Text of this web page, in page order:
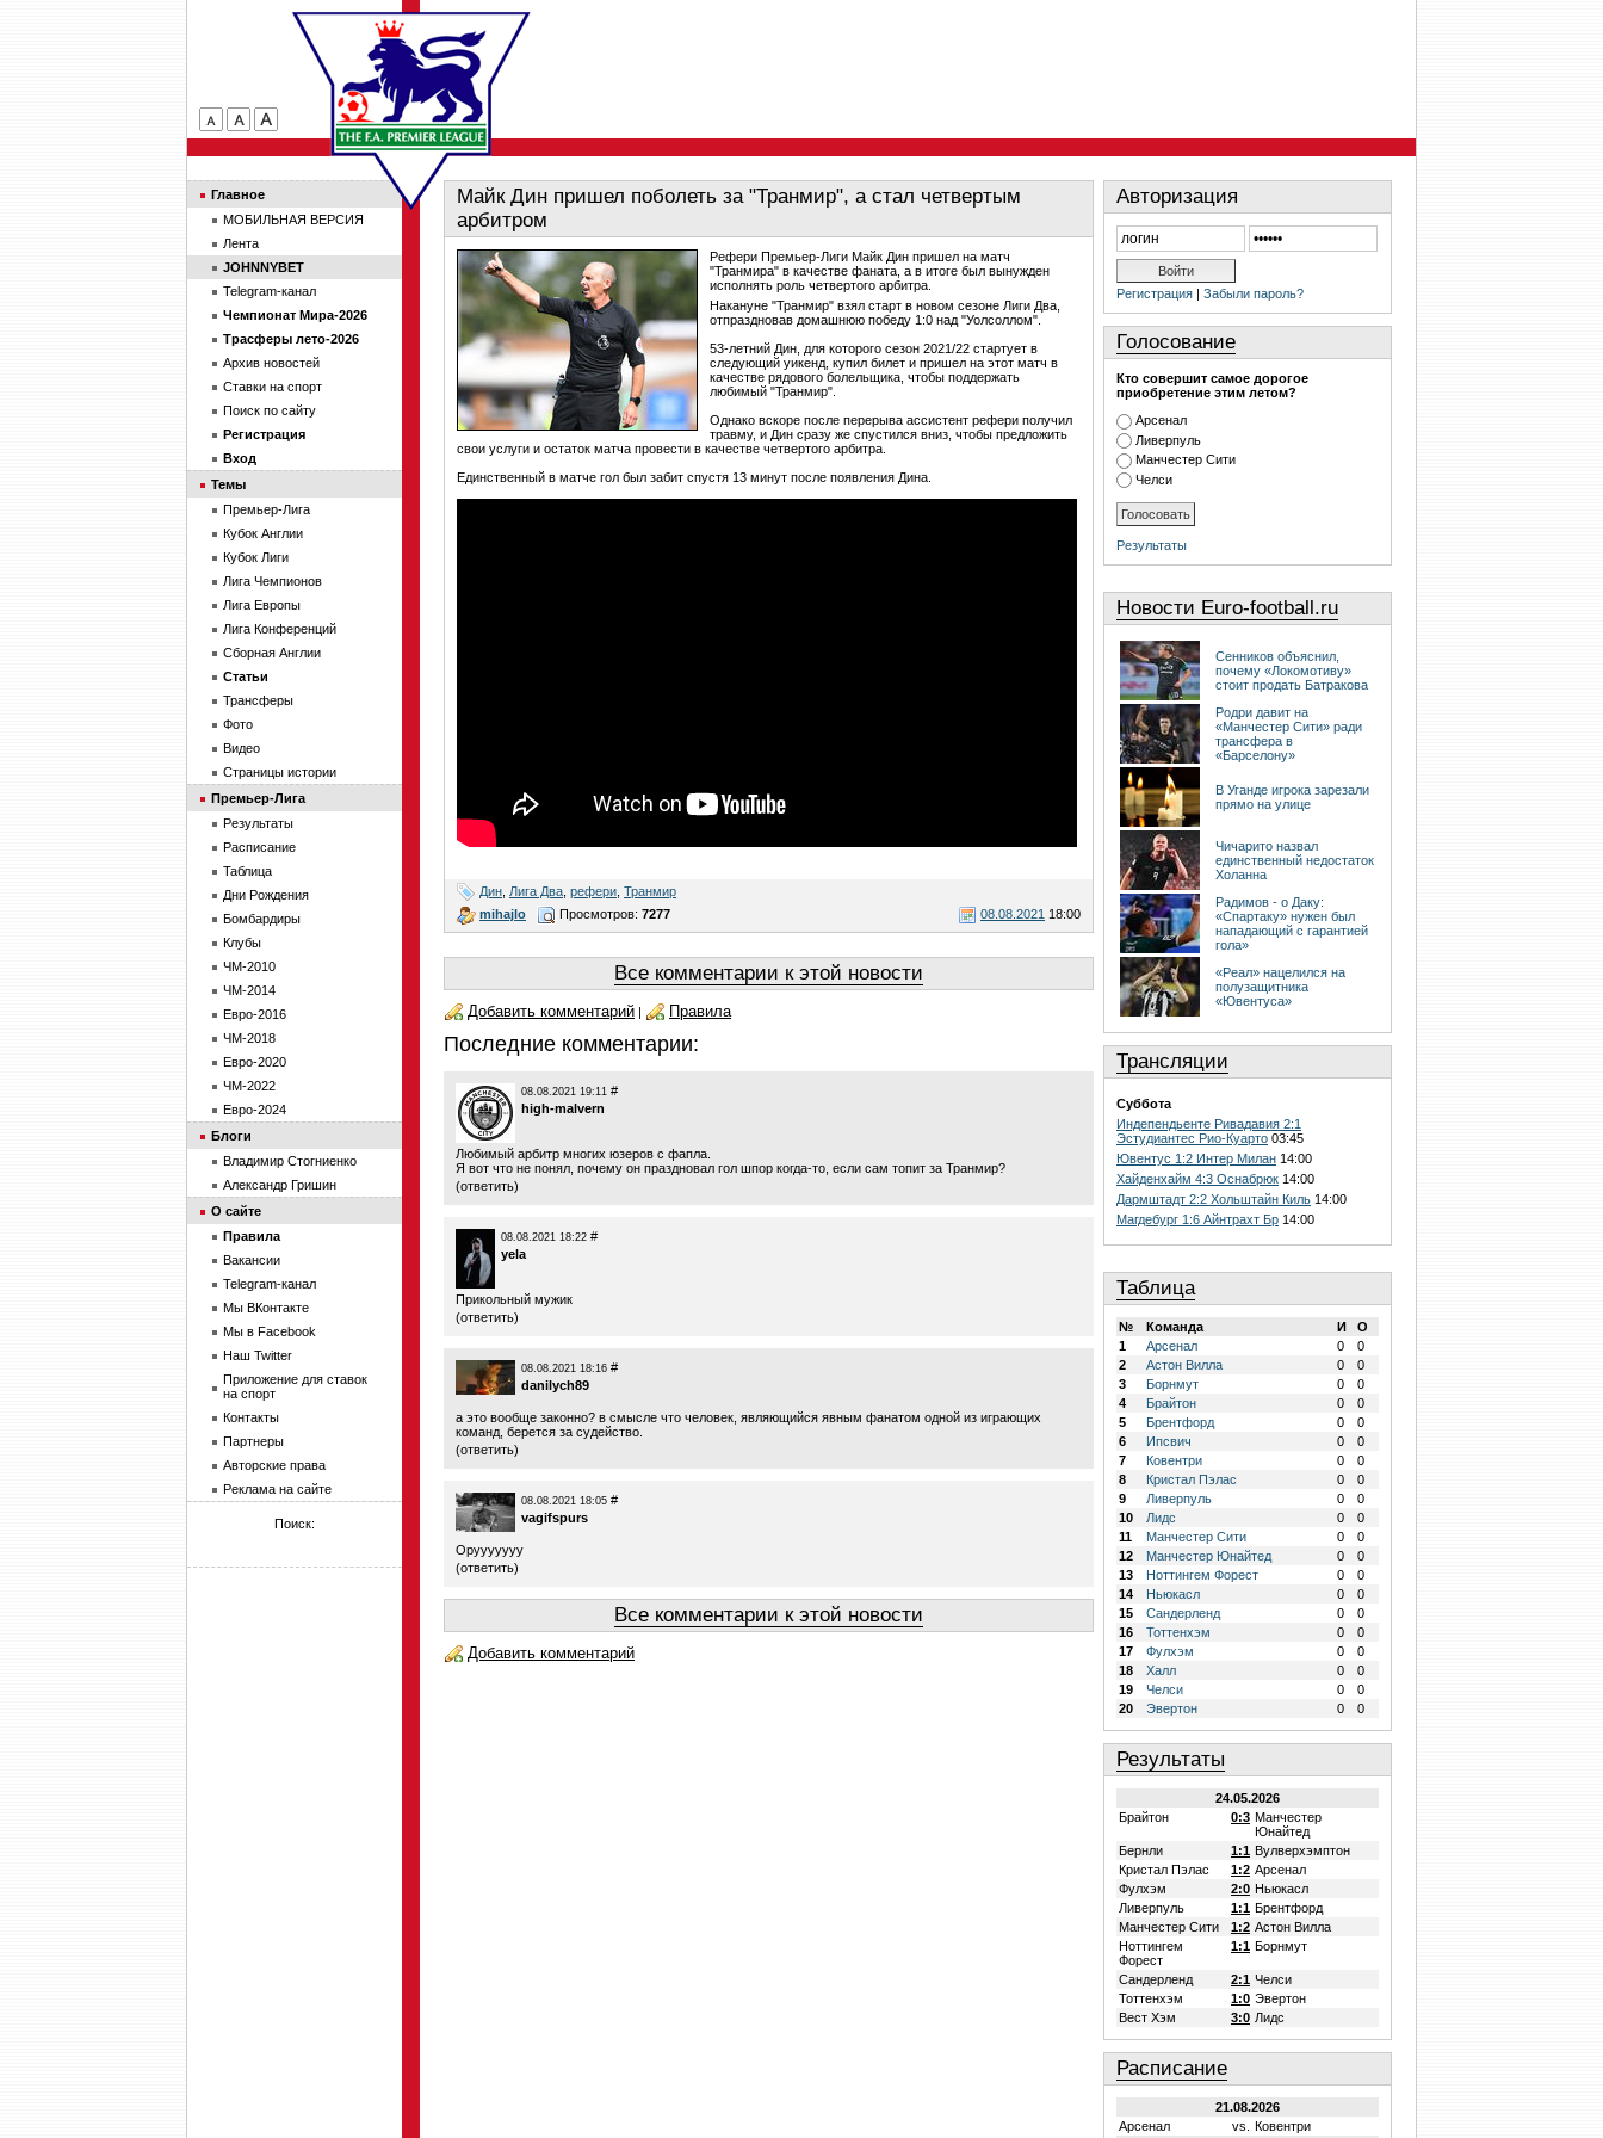
Майк Дин пришел поболеть за "Транмир", а стал четвертым
арбитром
Рефери Премьер-Лиги Майк Дин пришел на матч
"Транмира" в качестве фаната, а в итоге был вынужден
исполнять роль четвертого арбитра.
Накануне "Транмир" взял старт в новом сезоне Лиги Два,
отпраздновав домашнюю победу 1:0 над "Уолсоллом".
53-летний Дин, для которого сезон 2021/22 стартует в
следующий уикенд, купил билет и пришел на этот матч в
качестве рядового болельщика, чтобы поддержать
любимый "Транмир".
Однако вскоре после перерыва ассистент рефери получил
травму, и Дин сразу же спустился вниз, чтобы предложить
свои услуги и остаток матча провести в качестве четвертого арбитра.
Единственный в матче гол был забит спустя 13 минут после появления Дина.
Дин Лига Два рефери Транмир
mihajlo
08.08.2021 18:00
Просмотров: 7277
Все комментарии к этой новости
Добавить комментарий | Правила
Последние комментарии:
08.08.2021 19:11 #
high-malvern
Любимый арбитр многих юзеров с фапла.
Я вот что не понял, почему он праздновал гол шпор когда-то, если сам топит за Транмир?
(ответить)
08.08.2021 18:22 #
yela
Прикольный мужик
(ответить)
08.08.2021 18:16 #
danilych89
а это вообще законно? в смысле что человек, являющийся явным фанатом одной из играющих
команд, берется за судейство.
(ответить)
08.08.2021 18:05 #
vagifspurs
Орууууууу
(ответить)
Все комментарии к этой новости
Добавить комментарий
Авторизация
Регистрация | Забыли пароль?
Голосование
Кто совершит самое дорогое
приобретение этим летом?
Арсенал
Ливерпуль
Манчестер Сити
Челси
Результаты
Новости Euro-football.ru
Сенников объяснил,
почему «Локомотиву»
стоит продать Батракова
Родри давит на
«Манчестер Сити» ради
трансфера в
«Барселону»
В Уганде игрока зарезали
прямо на улице
Чичарито назвал
единственный недостаток
Холанна
Радимов - о Даку:
«Спартаку» нужен был
нападающий с гарантией
гола»
«Реал» нацелился на
полузащитника
«Ювентуса»
Трансляции
Суббота
Индепендьенте Ривадавия 2:1
Эстудиантес Рио-Куарто 03:45
Ювентус 1:2 Интер Милан 14:00
Хайденхайм 4:3 Оснабрюк 14:00
Дармштадт 2:2 Хольштайн Киль 14:00
Магдебург 1:6 Айнтрахт Бр 14:00
Таблица
№ Команда И
О
1
Арсенал 0
0
2
Астон Вилла 0
0
3
Борнмут 0
0
4
Брайтон 0
0
5
Брентфорд 0
0
6
Ипсвич 0
0
7
Ковентри 0
0
8
Кристал Пэлас 0
0
9
Ливерпуль 0
0
10
Лидс 0
0
11
Манчестер Сити 0
0
12
Манчестер Юнайтед 0
0
13
Ноттингем Форест 0
0
14
Ньюкасл 0
0
15
Сандерленд 0
0
16
Тоттенхэм 0
0
17
Фулхэм 0
0
18
Халл 0
0
19
Челси 0
0
20
Эвертон 0 0
Результаты
24.05.2026
Брайтон
0:3 Манчестер
Юнайтед
Бернли
1:1 Вулверхэмптон
Кристал Пэлас
1:2 Арсенал
Фулхэм
2:0 Ньюкасл
Ливерпуль
1:1 Брентфорд
Манчестер Сити
1:2 Астон Вилла
Ноттингем
Форест
1:1 Борнмут
Сандерленд 2:1 Челси
Тоттенхэм
1:0 Эвертон
Вест Хэм
3:0 Лидс
Расписание
21.08.2026
Арсенал
vs. Ковентри
Главное
МОБИЛЬНАЯ ВЕРСИЯ
Лента
JOHNNYBET
Telegram-канал
Чемпионат Мира-2026
Трасферы лето-2026
Архив новостей
Ставки на спорт
Поиск по сайту
Регистрация
Вход
Темы
Премьер-Лига
Кубок Англии
Кубок Лиги
Лига Чемпионов
Лига Европы
Лига Конференций
Сборная Англии
Статьи
Трансферы
Фото
Видео
Страницы истории
Премьер-Лига
Результаты
Расписание
Таблица
Дни Рождения
Бомбардиры
Клубы
ЧМ-2010
ЧМ-2014
Евро-2016
ЧМ-2018
Евро-2020
ЧМ-2022
Евро-2024
Блоги
Владимир Стогниенко
Александр Гришин
О сайте
Правила
Вакансии
Telegram-канал
Мы ВКонтакте
Мы в Facebook
Наш Twitter
Приложение для ставок
на спорт
Контакты
Партнеры
Авторские права
Реклама на сайте
Поиск: